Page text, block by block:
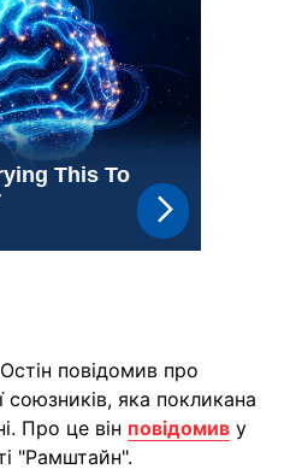
повідомив про
союзників, яка покликана
Про це він повідомив у
"Рамштайн".